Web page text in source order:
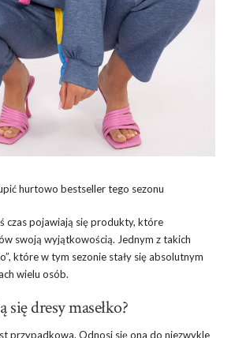
hurtowo bestseller tego sezonu
czas pojawiają się produkty, które
swoją wyjątkowością. Jednym z takich
które w tym sezonie stały się absolutnym
wielu osób.
dresy masełko?
przypadkowa. Odnosi się ona do niezwykle